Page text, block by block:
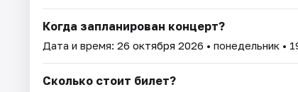
Когда запланирован концерт?
Дата и время: 26 октября 2026 • понедельник •
Сколько стоит билет?